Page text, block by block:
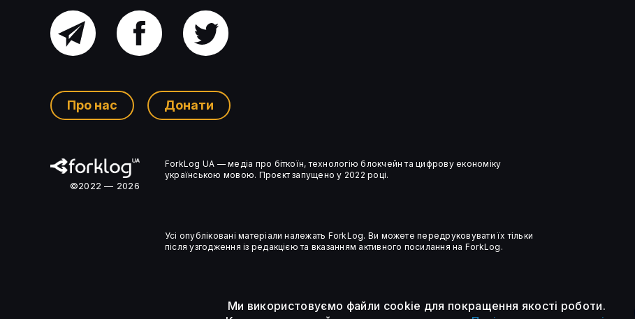
постквантову криптографію
Головний
Ком’юніті-
чат
Facebook
Про нас Донати
©2022 — 2026
ForkLog UA — медіа про біткоїн, технологію блокчейн та цифрову економіку
українською мовою. Проєкт запущено у 2022 році.
Усі опубліковані матеріали належать ForkLog. Ви можете передруковувати їх тільки
після узгодження із редакцією та вказанням активного посилання на ForkLog.
Ми використовуємо файли cookie для покращення якості роботи.